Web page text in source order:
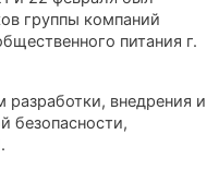
группы компаний
питания г.
внедрения и
безопасности,